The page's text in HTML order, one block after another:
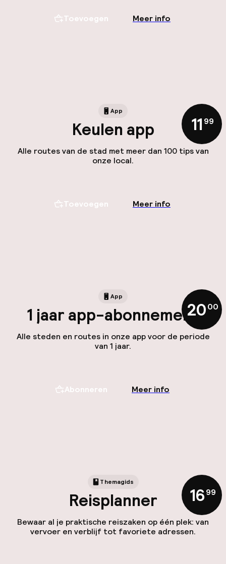
Toevoegen Meer info
App
Keulen app
Alle routes van de stad met meer dan 100 tips van
onze local.
11 ,99
Toevoegen Meer info
App
1 jaar app-abonnement
Alle steden en routes in onze app voor de periode
van 1 jaar.
20,00
Abonneren Meer info
Themagids
Reisplanner
Bewaar al je praktische reiszaken op één plek: van
vervoer en verblijf tot favoriete adressen.
16,99